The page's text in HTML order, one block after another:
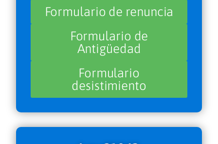
Formulario de renuncia
Formulario de
Antigüedad
Formulario
desistimiento